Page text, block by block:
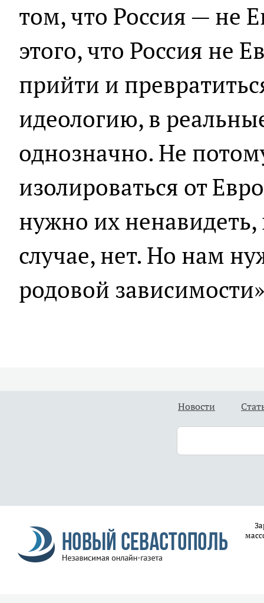
том, что Россия — не
этого, что Россия не
прийти и
идеологию, в
однозначно. Не
изолироваться от
нужно их
случае, нет. Но нам
родовой
Новости